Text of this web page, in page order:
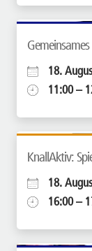
18.
11:00 –
KnallAktiv:
18.
16:00 –